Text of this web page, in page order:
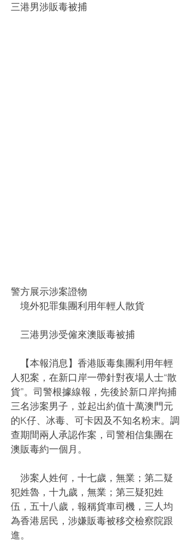
三港男涉販毒被捕
警方展示涉案證物
    境外犯罪集團利用年輕人散貨
    三港男涉受僱來澳販毒被捕
人犯案，在新口岸一帶針對夜場人士“散
貨”。司警根據線報，先後於新口岸拘捕
三名涉案男子，並起出約值十萬澳門元
的K仔、冰毒、可卡因及不知名粉末。調
查期間兩人承認作案，司警相信集團在
澳販毒約一個月。
犯姓魯，十九歲，無業；第三疑犯姓
伍，五十八歲，報稱貨車司機，三人均
為香港居民，涉嫌販毒被移交檢察院跟
進。